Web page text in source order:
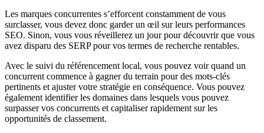
Les marques concurrentes s’efforcent constamment de vous
surclasser, vous devez donc garder un œil sur leurs performances
SEO. Sinon, vous vous réveillerez un jour pour découvrir que vous
avez disparu des SERP pour vos termes de recherche rentables.
Avec le suivi du référencement local, vous pouvez voir quand un
concurrent commence à gagner du terrain pour des mots-clés
pertinents et ajuster votre stratégie en conséquence. Vous pouvez
également identifier les domaines dans lesquels vous pouvez
surpasser vos concurrents et capitaliser rapidement sur les
opportunités de classement.